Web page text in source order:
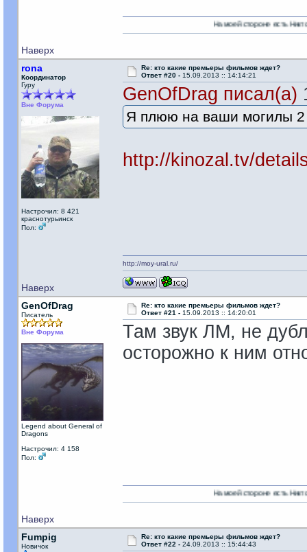
Наверх
На моей стороне есть Никто!
rona
Координатор
Гуру
Вне Форума
Настрочил: 8 421
краснотурьинск
Пол:
Re: кто какие премьеры фильмов ждет?
Ответ #20 - 15.09.2013 :: 14:14:21
GenOfDrag писал(а)
Я плюю на ваши могилы 2
http://kinozal.tv/
Наверх
http://moy-ural.ru/
GenOfDrag
Писатель
Вне Форума
Legend about General of
Dragons
Настрочил: 4 158
Пол:
Re: кто какие премьеры фильмов ждет?
Ответ #21 - 15.09.2013 :: 14:20:01
Там звук ЛМ, не
осторожно к ним
Наверх
На моей стороне есть Никто!
Fumpig
Новичок
Re: кто какие премьеры фильмов ждет?
Ответ #22 - 24.09.2013 :: 15:44:43